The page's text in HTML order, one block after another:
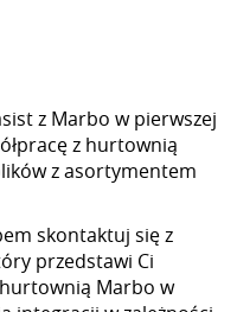
z Marbo w pierwszej
z hurtownią
z asortymentem
skontaktuj się z
przedstawi Ci
Marbo w